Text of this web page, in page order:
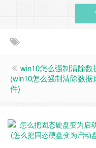
带USB Flash、USB
win10怎么强制清除数
(win10怎么强制清除数据
件)